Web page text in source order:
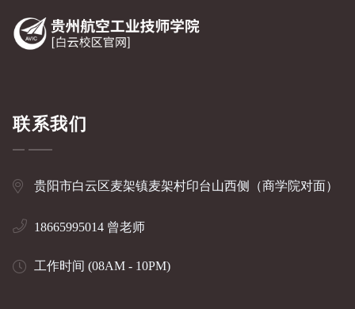
联系我们
贵阳市白云区麦架镇麦架村印台山西侧（商学院对面）
18665995014 曾老师
工作时间 (08AM - 10PM)